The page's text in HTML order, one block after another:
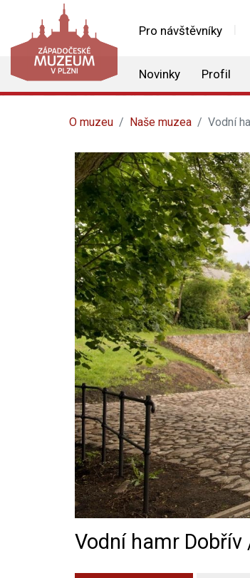
Pro návštěvníky
Novinky Profil
O muzeu Naše muzea Vodní
Vodní hamr